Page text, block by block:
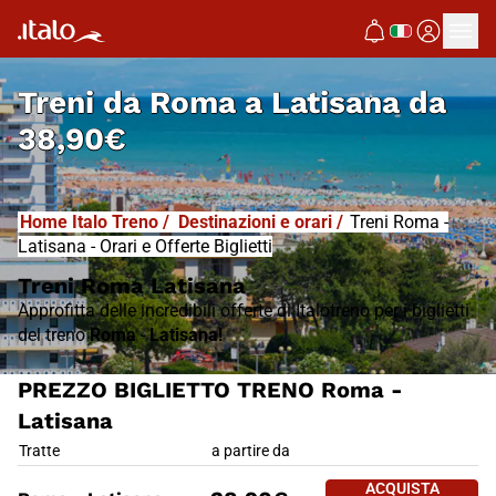
Treni daRoma a Latisanada
38,90€
Home Italo Treno / Destinazioni e orari / Treni Roma -
Latisana - Orari e Offerte Biglietti
Treni Roma Latisana
Approfitta delle incredibili offerte di Italotreno per i biglietti
del trenoRoma-Latisana!
PREZZO BIGLIETTO TRENO Roma -
Latisana
PREZZO BIGLIETTO TRENO
Tratte a partire da
ACQUISTA
ACQUISTA
ITABUS